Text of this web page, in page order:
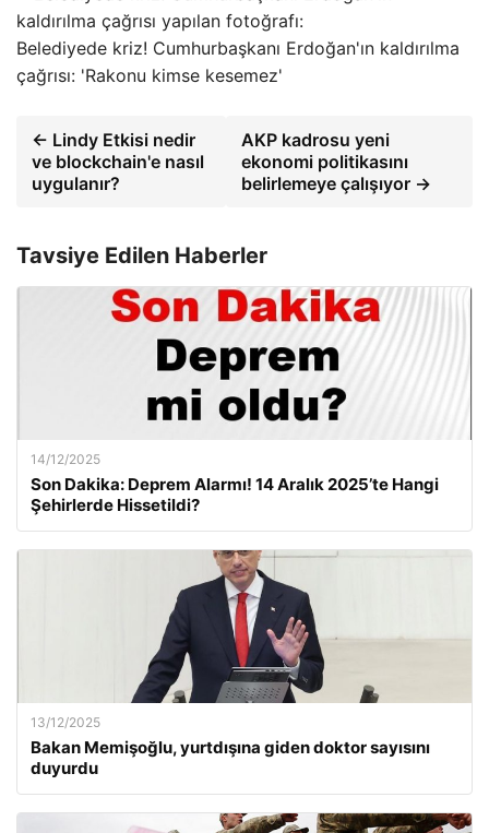
Belediyede kriz! Cumhurbaşkanı Erdoğan'ın kaldırılma
çağrısı: 'Rakonu kimse kesemez'
← Lindy Etkisi nedir
ve blockchain'e nasıl
uygulanır?
AKP kadrosu yeni
ekonomi politikasını
belirlemeye çalışıyor →
Tavsiye Edilen Haberler
14/12/2025
Son Dakika: Deprem Alarmı! 14 Aralık 2025’te Hangi
Şehirlerde Hissetildi?
13/12/2025
Bakan Memişoğlu, yurtdışına giden doktor sayısını
duyurdu